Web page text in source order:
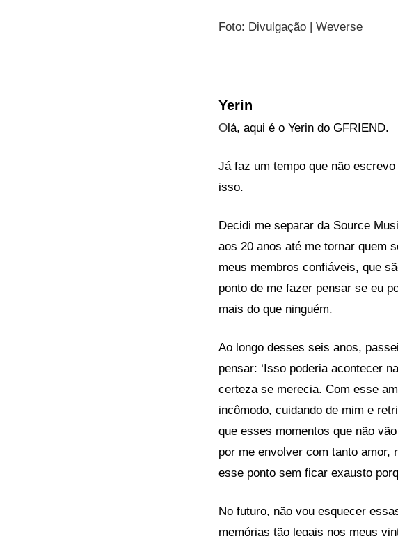
Foto: Divulgação | Weverse
Yerin
Olá, aqui é o Yerin do GFRIEND.
Já faz um tempo que não
isso.
Decidi me separar da Source
aos 20 anos até me tornar quem
meus membros confiáveis, que
ponto de me fazer pensar se eu
mais do que ninguém.
Ao longo desses seis anos,
pensar: ‘Isso poderia acontecer
certeza se merecia. Com esse
incômodo, cuidando de mim e
que esses momentos que não
por me envolver com tanto amor,
esse ponto sem ficar exausto
No futuro, não vou esquecer
memórias tão legais nos meus